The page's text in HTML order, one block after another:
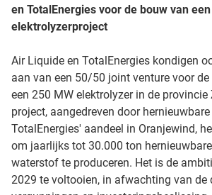
en TotalEnergies voor de bouw van
elektrolyzerproject
Air Liquide en TotalEnergies kondigen
aan van een 50/50 joint venture voor
een 250 MW elektrolyzer in de provincie
project, aangedreven door
TotalEnergies' aandeel in Oranjewind,
om jaarlijks tot 30.000 ton
waterstof te produceren. Het is de
2029 te voltooien, in afwachting van de